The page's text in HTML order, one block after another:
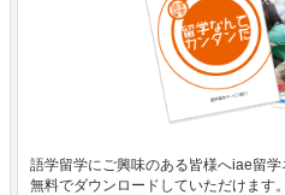
語学留学にご興味のある皆様へiae留
無料でダウンロードしていただけます